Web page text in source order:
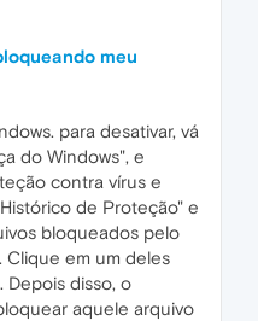
meu
para desativar, vá
do Windows", e
contra vírus e
de Proteção" e
bloqueados pelo
Clique em um deles
Depois disso, o
aquele arquivo